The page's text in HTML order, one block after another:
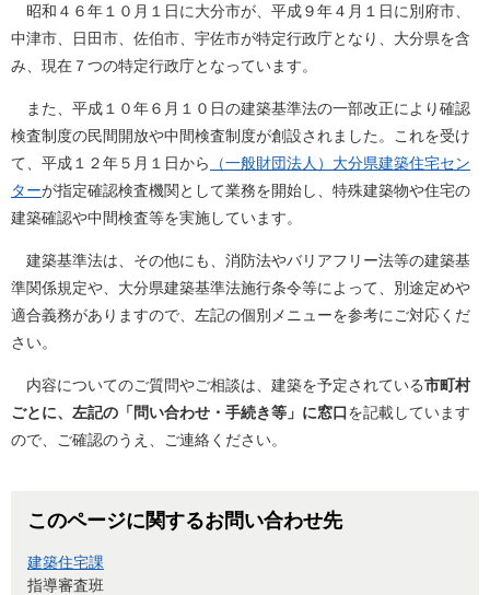
昭和４６年１０月１日に大分市が、平成９年４月１日に別府市、
中津市、日田市、佐伯市、宇佐市が特定行政庁となり、大分県を含
み、現在７つの特定行政庁となっています。
また、平成１０年６月１０日の建築基準法の一部改正により確認
検査制度の民間開放や中間検査制度が創設されました。これを受け
て、平成１２年５月１日から
（一般財団法人）大分県建築住宅セン
ターが指定確認検査機関として業務を開始し、特殊建築物や住宅の
建築確認や中間検査等を実施しています。
建築基準法は、その他にも、消防法やバリアフリー法等の建築基
準関係規定や、大分県建築基準法施行条令等によって、別途定めや
適合義務がありますので、左記の個別メニューを参考にご対応くだ
さい。
内容についてのご質問やご相談は、建築を予定されている市町村
ごとに、左記の「問い合わせ・手続き等」に窓口を記載しています
ので、ご確認のうえ、ご連絡ください。
このページに関するお問い合わせ先
建築住宅課
指導審査班